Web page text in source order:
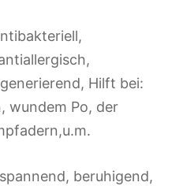
Hilft bei:
wundem Po, der
beruhigend,